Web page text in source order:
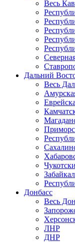
Весь
Дальний
Весь
Донбасс
Весь
ЛНР
ДНР